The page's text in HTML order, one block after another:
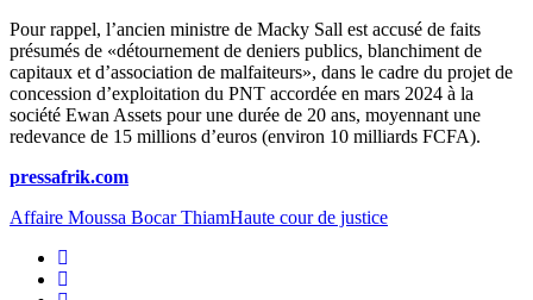
Pour rappel, l’ancien ministre de Macky Sall est accusé de faits
présumés de «détournement de deniers publics, blanchiment de
capitaux et d’association de malfaiteurs», dans le cadre du projet de
concession d’exploitation du PNT accordée en mars 2024 à la
société Ewan Assets pour une durée de 20 ans, moyennant une
redevance de 15 millions d’euros (environ 10 milliards FCFA).
pressafrik.com
Affaire Moussa Bocar ThiamHaute cour de justice